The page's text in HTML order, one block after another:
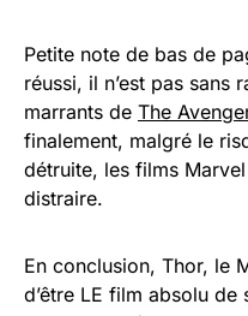
Petite note de bas de
réussi, il n’est pas sans
marrants de The
finalement, malgré le
détruite, les films
distraire.
En conclusion, Thor, le
d’être LE film absolu